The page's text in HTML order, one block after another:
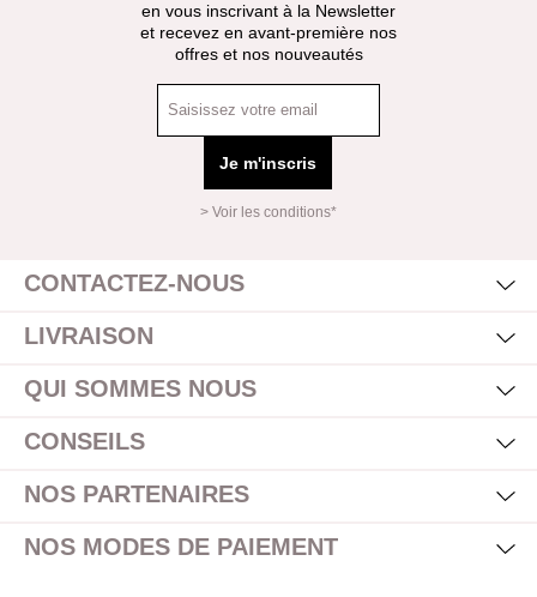
en vous inscrivant à la Newsletter
et recevez en avant-première nos
offres et nos nouveautés
Je m'inscris
> Voir les conditions*
CONTACTEZ-NOUS
LIVRAISON
QUI SOMMES NOUS
CONSEILS
NOS PARTENAIRES
NOS MODES DE PAIEMENT